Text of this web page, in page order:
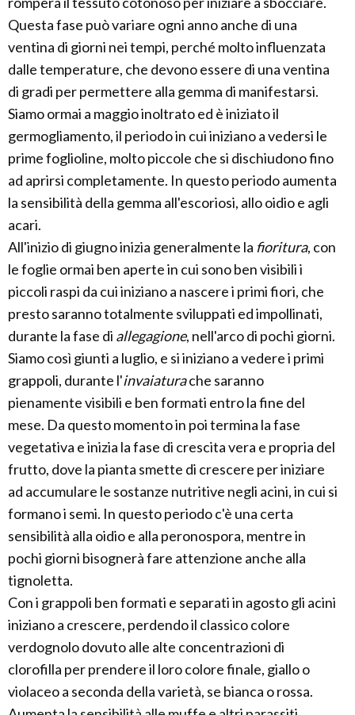
Questa fase può variare ogni anno anche di una
ventina di giorni nei tempi, perché molto influenzata
dalle temperature, che devono essere di una ventina
di gradi per permettere alla gemma di manifestarsi.
Siamo ormai a maggio inoltrato ed è iniziato il
germogliamento, il periodo in cui iniziano a vedersi le
prime foglioline, molto piccole che si dischiudono fino
ad aprirsi completamente. In questo periodo aumenta
la sensibilità della gemma all'escoriosi, allo oidio e agli
acari.
All'inizio di giugno inizia generalmente la fioritura, con
le foglie ormai ben aperte in cui sono ben visibili i
piccoli raspi da cui iniziano a nascere i primi fiori, che
presto saranno totalmente sviluppati ed impollinati,
durante la fase di allegagione, nell'arco di pochi giorni.
Siamo così giunti a luglio, e si iniziano a vedere i primi
grappoli, durante l'invaiaturache saranno
pienamente visibili e ben formati entro la fine del
mese. Da questo momento in poi termina la fase
vegetativa e inizia la fase di crescita vera e propria del
frutto, dove la pianta smette di crescere per iniziare
ad accumulare le sostanze nutritive negli acini, in cui si
formano i semi. In questo periodo c'è una certa
sensibilità alla oidio e alla peronospora, mentre in
pochi giorni bisognerà fare attenzione anche alla
tignoletta.
Con i grappoli ben formati e separati in agosto gli acini
iniziano a crescere, perdendo il classico colore
verdognolo dovuto alle alte concentrazioni di
clorofilla per prendere il loro colore finale, giallo o
violaceo a seconda della varietà, se bianca o rossa.